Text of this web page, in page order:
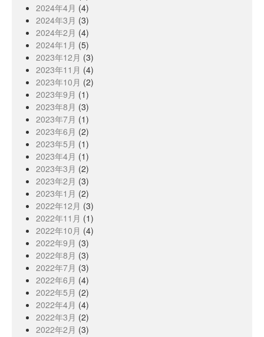
2024年4月 (4)
2024年3月 (3)
2024年2月 (4)
2024年1月 (5)
2023年12月 (3)
2023年11月 (4)
2023年10月 (2)
2023年9月 (1)
2023年8月 (3)
2023年7月 (1)
2023年6月 (2)
2023年5月 (1)
2023年4月 (1)
2023年3月 (2)
2023年2月 (3)
2023年1月 (2)
2022年12月 (3)
2022年11月 (1)
2022年10月 (4)
2022年9月 (3)
2022年8月 (3)
2022年7月 (3)
2022年6月 (4)
2022年5月 (2)
2022年4月 (4)
2022年3月 (2)
2022年2月 (3)